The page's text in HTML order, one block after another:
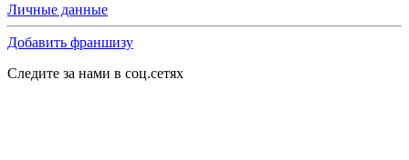
Личные данные
Добавить франшизу
Следите за нами в соц.сетях